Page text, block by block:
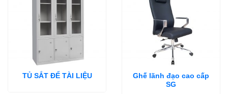
TỦ SẮT ĐỂ TÀI LIỆU
Ghế lãnh đạo cao cấp
SG